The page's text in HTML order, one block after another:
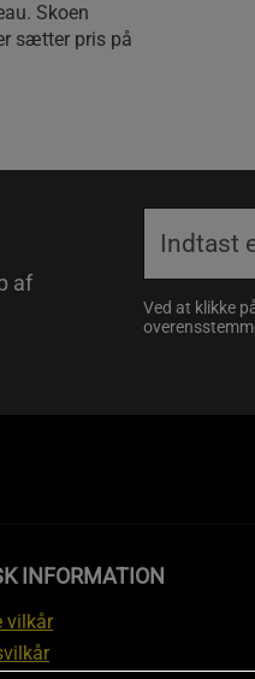
Skoen
sætter pris på
af
Ved at klikke
INFORMATION
vilkår